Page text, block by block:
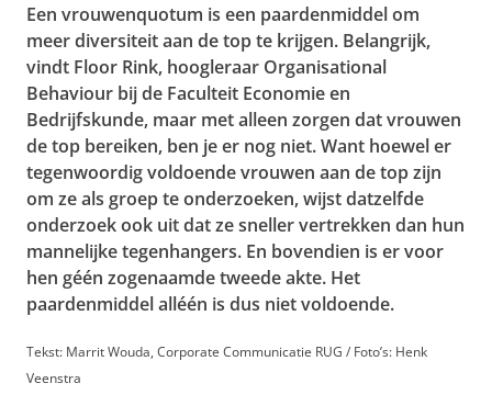
Een vrouwenquotum is een paardenmiddel om
meer diversiteit aan de top te krijgen. Belangrijk,
vindt Floor Rink, hoogleraar Organisational
Behaviour bij de Faculteit Economie en
Bedrijfskunde, maar met alleen zorgen dat vrouwen
de top bereiken, ben je er nog niet. Want hoewel er
tegenwoordig voldoende vrouwen aan de top zijn
om ze als groep te onderzoeken, wijst datzelfde
onderzoek ook uit dat ze sneller vertrekken dan hun
mannelijke tegenhangers. En bovendien is er voor
hen géén zogenaamde tweede akte. Het
paardenmiddel alléén is dus niet voldoende.
Tekst: Marrit Wouda, Corporate Communicatie RUG / Foto’s: Henk
Veenstra